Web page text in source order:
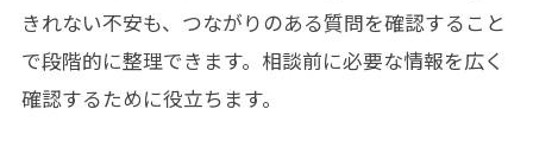
きれない不安も、つながりのある質問を確認すること
で段階的に整理できます。相談前に必要な情報を広く
確認するために役立ちます。